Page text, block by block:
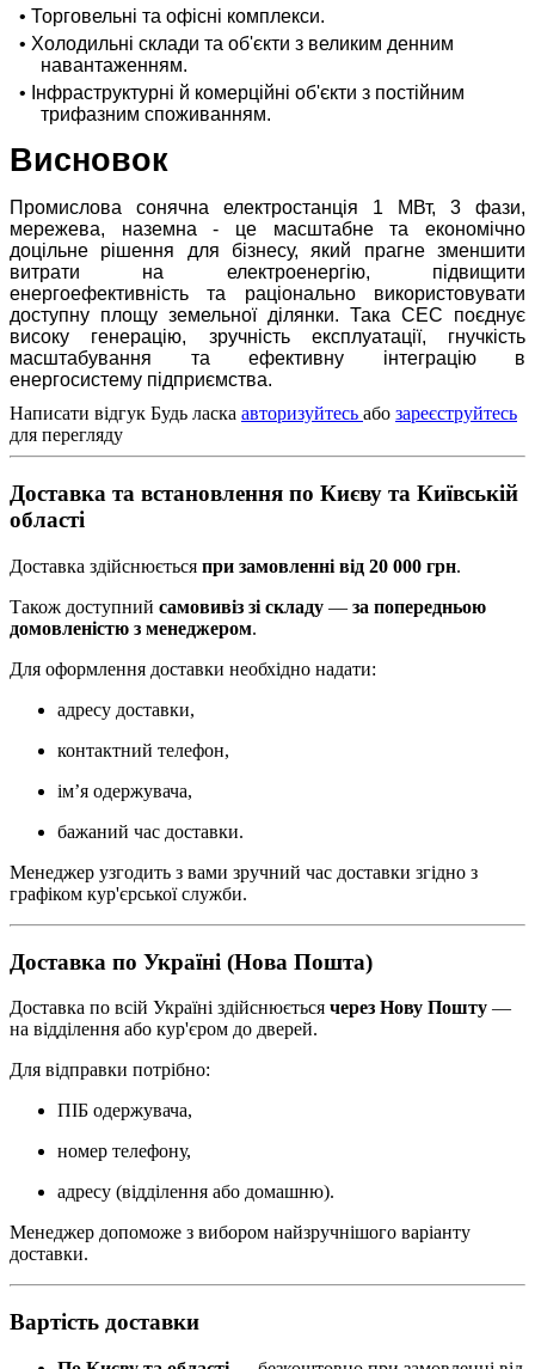
• Торговельні та офісні комплекси.
• Холодильні склади та об'єкти з великим денним
навантаженням.
• Інфраструктурні й комерційні об'єкти з постійним
трифазним споживанням.
Висновок
Промислова сонячна електростанція 1 МВт, 3 фази,
мережева, наземна - це масштабне та економічно
доцільне рішення для бізнесу, який прагне зменшити
витрати на електроенергію, підвищити
енергоефективність та раціонально використовувати
доступну площу земельної ділянки. Така СЕС поєднує
високу генерацію, зручність експлуатації, гнучкість
масштабування та ефективну інтеграцію в
енергосистему підприємства.
Написати відгук Будь ласка авторизуйтесь або зареєструйтесь
для перегляду
Доставка та встановлення по Києву та Київській
області
Доставка здійснюється при замовленні від 20 000 грн.
Також доступний самовивіз зі складу — за попередньою
домовленістю з менеджером.
Для оформлення доставки необхідно надати:
адресу доставки,
контактний телефон,
ім’я одержувача,
бажаний час доставки.
Менеджер узгодить з вами зручний час доставки згідно з
графіком кур'єрської служби.
Доставка по Україні (Нова Пошта)
Доставка по всій Україні здійснюється через Нову Пошту —
на відділення або кур'єром до дверей.
Для відправки потрібно:
ПІБ одержувача,
номер телефону,
адресу (відділення або домашню).
Менеджер допоможе з вибором найзручнішого варіанту
доставки.
Вартість доставки